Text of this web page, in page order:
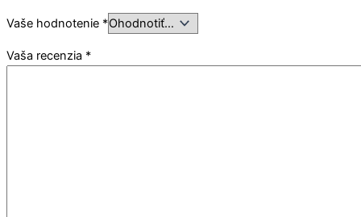
Vaše hodnotenie *
Vaša recenzia *